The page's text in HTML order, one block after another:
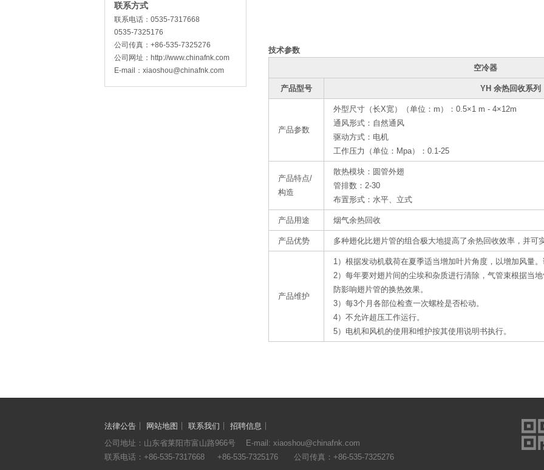
联系方式
联系电话： 0535-7317668
0535-7325176
公司传真： +86-535-7325276
公司网址： http://www.chinafnk.com
E-mail： xiaoshou@chinafnk.com
技术参数
空冷器
产品型号 YH 余热回收系列
产品参数
外型尺寸（长X宽）（单位：m）：0.5×1 m - 4×12m
通风形式：自然通风
驱动方式：电机
工作压力（单位：Mpa）：0.1-
产品特点/
构造
散热模块：圆管外翅
管排数：2-30
布置形式：水平、立式
产品用途 烟气余热回收
产品优势 多种翅化比翅片管的组合极大地提高了余热回收效率，并可
产品维护
1）根据发动机载荷在夏季适当增加叶片角度，以增加风量
2）每年要对翅片间的尘埃和杂质进行清除，气管束根据当
防影响翅片管的换热效果。
3）每3个月各部位检查一次螺栓是否松动。
4）不允许超压工作运行。
5）电机和风机的使用和维护按其使用说明书执行
法律公告 网站地图 联系我们
招聘信息
公司地址：山东省莱阳市富山路966号 E-mail: xiaoshou@chinafnk.com
联系电话： +86-535-7317668 +86-535-7325176 公司传真：+86-535-7325276